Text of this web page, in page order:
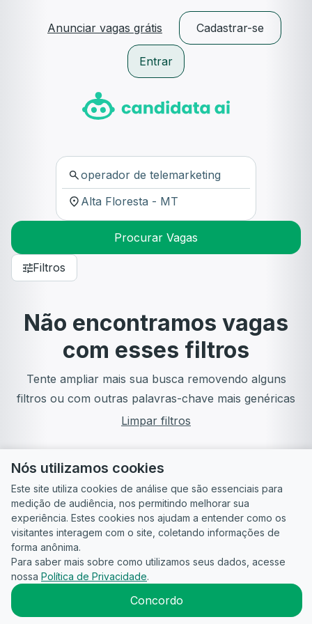
Anunciar vagas grátis Cadastrar-se
Entrar
Procurar Vagas
Filtros
Não encontramos vagas
com esses filtros
Tente ampliar mais sua busca removendo alguns
filtros ou com outras palavras-chave mais genéricas
Limpar filtros
Guia do
Candidato
Para
empresas
Política de
Privacidade
Termos
2026CandidataAI
Nós utilizamos cookies
Este site utiliza cookies de análise que são essenciais para
medição de audiência, nos permitindo melhorar sua
experiência. Estes cookies nos ajudam a entender como os
visitantes interagem com o site, coletando informações de
forma anônima.
Para saber mais sobre como utilizamos seus dados, acesse
nossa Política de Privacidade.
Concordo